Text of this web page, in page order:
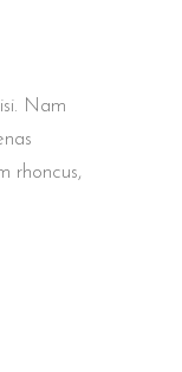
Nam
rhoncus,